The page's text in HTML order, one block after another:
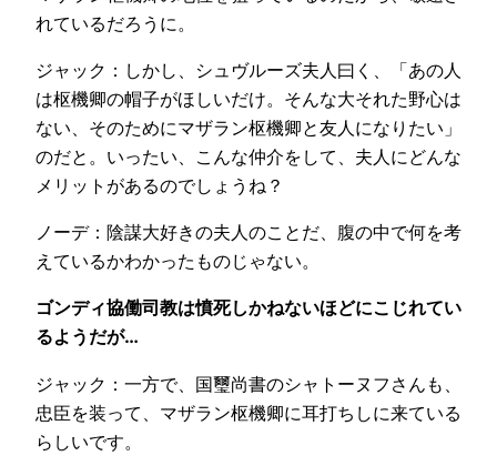
れているだろうに。
ジャック：しかし、シュヴルーズ夫人曰く、「あの人
は枢機卿の帽子がほしいだけ。そんな大それた野心は
ない、そのためにマザラン枢機卿と友人になりたい」
のだと。いったい、こんな仲介をして、夫人にどんな
メリットがあるのでしょうね？
ノーデ：陰謀大好きの夫人のことだ、腹の中で何を考
えているかわかったものじゃない。
ゴンディ協働司教は憤死しかねないほどにこじれてい
るようだが…
ジャック：一方で、国璽尚書のシャトーヌフさんも、
忠臣を装って、マザラン枢機卿に耳打ちしに来ている
らしいです。